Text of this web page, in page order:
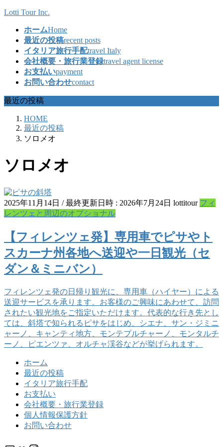
コ
ッ
プ
ナ
移
動
Lotti Tour Inc.
ホームHome
最近の投稿recent posts
イタリア旅行手配travel Italy
会社概要・旅行業登録travel agent license
お支払いpayment
お問い合わせcontact
最近の投稿
HOME
最近の投稿
ソロメオ
ソロメオ
2025年11月14日 / 最終更新日時 : 2026年7月24日 lottitour フィ
レンツェと周辺のオプショナル
【フィレンツェ発】専用車でピサやト
スカーナ州各地へ送迎や一日観光（セ
ダン＆ミニバン）
フィレンツェ発の日帰り観光に、専用車（ハイヤー）による
送迎サービスを承ります。お客様のご興味にあわせて、訪問
されたい観光地をご指定いただけます。代表的な行き先とし
ては、斜塔で知られるピサをはじめ、シエナ、サン・ジミニ
ャーノ、キャンティ地方、モンテプルチャーノ、モンタルチ
ーノ、ピエンツァ、オルチャ渓谷などが挙げられます。
ホーム
最近の投稿
イタリア旅行手配
お支払い
会社概要・旅行業登録
個人情報保護方針
お問い合わせ